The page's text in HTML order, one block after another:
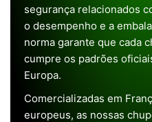
segurança relacionados
o desempenho e a
norma garante que cada
cumpre os padrões
Europa.
Comercializadas em
europeus, as nossas